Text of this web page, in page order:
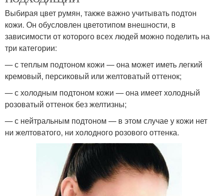
Выбирая цвет румян, также важно учитывать подтон
кожи. Он обусловлен цветотипом внешности, в
зависимости от которого всех людей можно поделить на
три категории:
— с теплым подтоном кожи — она может иметь легкий
кремовый, персиковый или желтоватый оттенок;
— с холодным подтоном кожи — она имеет холодный
розоватый оттенок без желтизны;
— с нейтральным подтоном — в этом случае у кожи нет
ни желтоватого, ни холодного розового оттенка.